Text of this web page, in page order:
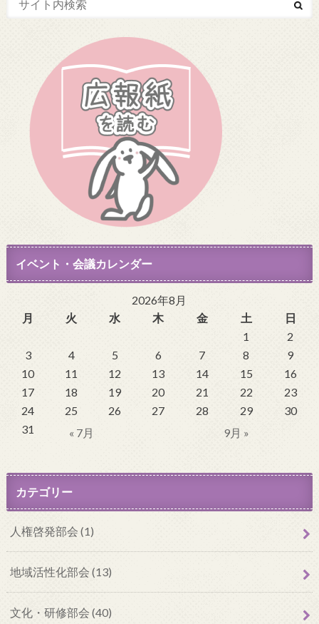
イベント・会議カレンダー
2026年8月
月
火 水 木 金 土
日
1
2
3
4 5 6 7 8
9
10
11 12 13 14 15
16
17
18 19 20 21 22
23
24
25 26 27 28 29
30
31
« 7月 9月 »
カテゴリー
人権啓発部会 (1)
地域活性化部会 (13)
文化・研修部会 (40)